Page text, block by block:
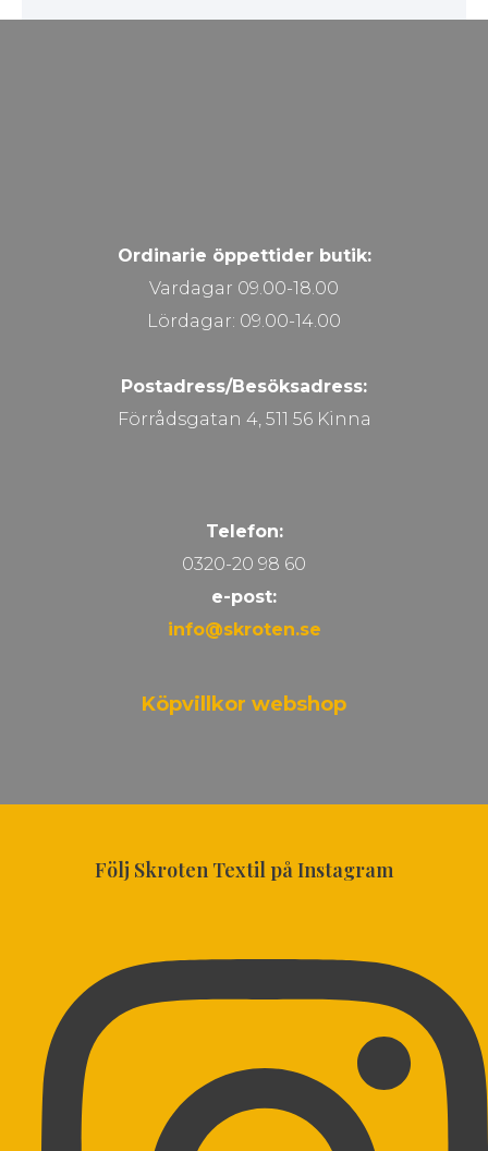
Ordinarie öppettider butik:
Vardagar 09.00-18.00
Lördagar: 09.00-14.00
Postadress/Besöksadress:
Förrådsgatan 4, 511 56 Kinna
Telefon:
0320-20 98 60
e-post:
info@skroten.se
Köpvillkor webshop
Följ Skroten Textil på Instagram